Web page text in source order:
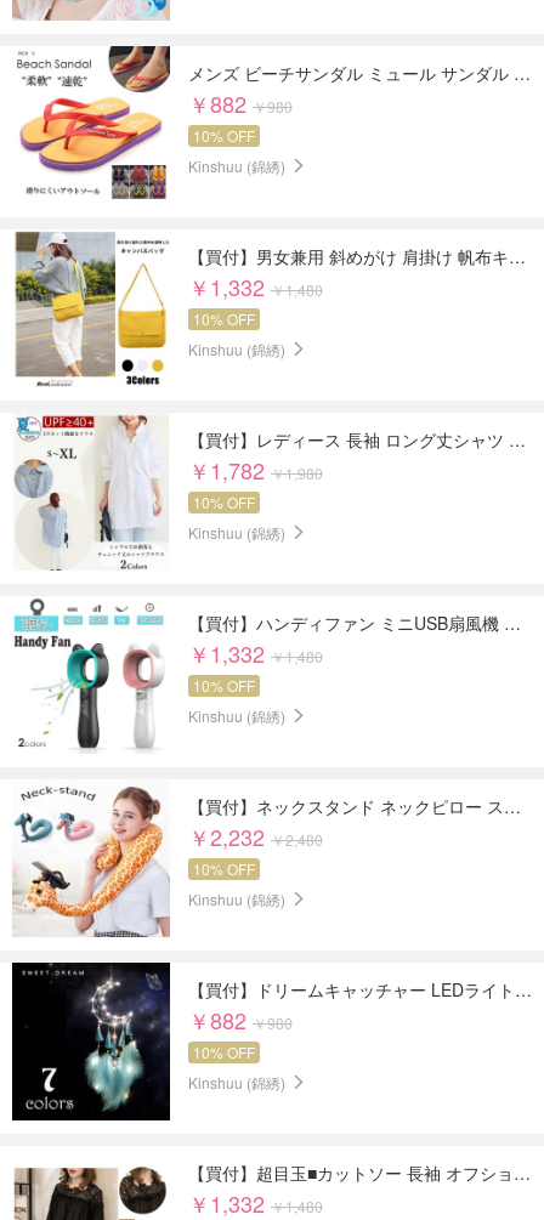
メンズ ビーチサンダル ミュール サンダル 美脚 フラット 1.5cm ベーシック レジャー 海
￥882 ￥980
10% OFF
Kinshuu (錦綉)
【買付】男女兼用 斜めがけ 肩掛け 帆布キャンバスバッグ 大容量 収納力抜群 軽量 ショルダー 無地
￥1,332 ￥1,480
10% OFF
Kinshuu (錦綉)
【買付】レディース 長袖 ロング丈シャツ ブラウス ゆったり 体型カバー UVカット カーディガン
￥1,782 ￥1,980
10% OFF
Kinshuu (錦綉)
【買付】ハンディファン ミニUSB扇風機 USB充電 ポータブル 強風 3段階調節 サイクロン デスク スタンド 猫
￥1,332 ￥1,480
10% OFF
Kinshuu (錦綉)
【買付】ネックスタンド ネックピロー スマホ スタンド スマホホルダー 恐竜 ユニコーン キリン 枕 U字
￥2,232 ￥2,480
10% OFF
Kinshuu (錦綉)
【買付】ドリームキャッチャー LEDライト付き 羽飾り 捕夢網 風鈴 車飾り 窓飾り 壁掛け 幸せ守る
￥882 ￥980
10% OFF
Kinshuu (錦綉)
【買付】超目玉■カットソー 長袖 オフショルダーみたいな肩レース可愛いプルオーバー 袖ギャザー
￥1,332 ￥1,480